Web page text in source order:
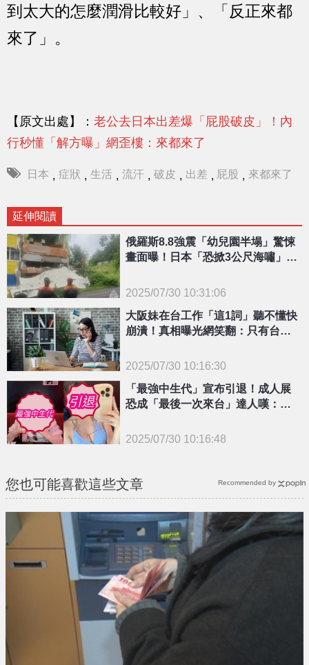
到太大的怎麼潤滑比較好」、「反正來都
來了」。
【原文出處】： 老公去日本出差爆「屁股破皮」！內
行秒懂「解方曝」網歪樓：來都來了
日本 , 症狀 , 生活 , 流汗 , 破皮 , 出差 , 屁股 , 來都來了
延伸閱讀
{PLAYICON}
俄羅斯8.8強震「幼兒園半塌」驚悚
畫面曝！日本「恐掀3公尺海嘯」急
2025/07/30 10:31:06
{PLAYICON}
大阪妹在台工作「這1詞」聽不懂快
崩潰！真相曝光網笑翻：只有台灣
2025/07/30 10:16:30
「最強中生代」宣布引退！成人展
恐成「最後一次來台」達人嘆：片
2025/07/30 10:16:48
您也可能喜歡這些文章 Recommended by